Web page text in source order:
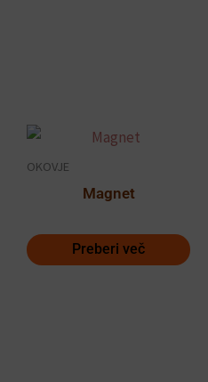
OKOVJE
Magnet
Preberi več